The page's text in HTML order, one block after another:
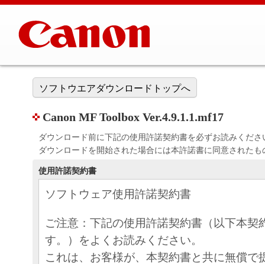
ソフトウエアダウンロードトップへ
Canon MF Toolbox Ver.4.9.1.1.mf17
ダウンロード前に下記の使用許諾契約書を必ずお読みくださ
ダウンロードを開始された場合には本許諾書に同意された
使用許諾契約書
ソフトウェア使用許諾契約書
ご注意：下記の使用許諾契約書（以下本契
す。）をよくお読みください。
これは、お客様が、本契約書と共に無償で